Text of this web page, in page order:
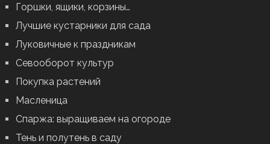
Горшки, ящики, корзины…
Лучшие кустарники для сада
Луковичные к праздникам
Севооборот культур
Покупка растений
Масленица
Спаржа: выращиваем на огороде
Тень и полутень в саду